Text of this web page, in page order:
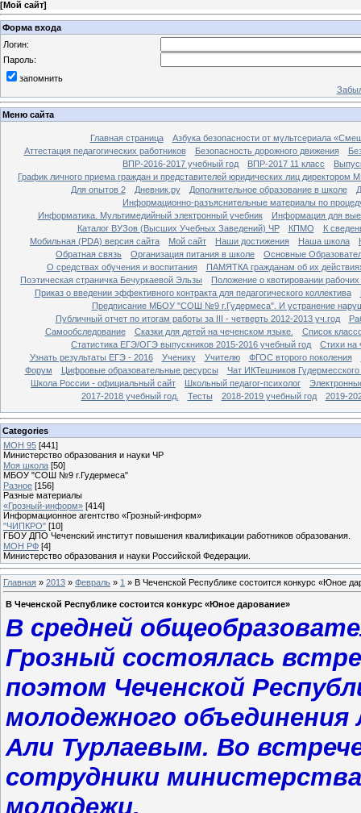
[Мой сайт]
Форма входа
Логин:
Пароль:
запомнить
Меню сайта
Главная страница
Азбука безопасности от мультсериала
Аттестация педагогических работников
Безопасность дорожного движения
ВПР-2016-2017 учебный год
ВПР-2017 11 класс
График личного приема граждан и представителей юридических лиц
Для опытов 2
Дневник.ру Дополнительное образование в школе
Информационно-разъяснительные материалы по
Информатика. Мультимедийный электронный учебник
Информация для
Каталог ВУЗов (Высших Учебных Заведений) ЧР
КПМО
К
Мобильная (PDA) версия сайта
Мой сайт Наши достижения Наша школа
Обратная связь
Организация питания в школе
Основные
О средствах обучения и воспитания
ПАМЯТКА гражданам об их
Поэтическая страничка Бечуркаевой Эльзы
Положение о квотировании
Приказ о введении эффективного контракта для педагогического коллектива
Предписание МБОУ "СОШ №9 г.Гудермеса". И устранение
Публичный отчет по итогам работы за III - четверть 2012-2013 уч.год
Самообследование
Сказки для детей на чеченском языке.
Список
Статистика ЕГЭ/ОГЭ выпускников 2015-2016 учебный год
Стихи на
Узнать результаты ЕГЭ - 2016
Ученику Учителю ФГОС второго поколения
Форум
Цифровые образовательные ресурсы
Чат ИКТешников Гудермесского
Школа России - официальный сайт
Школьный педагог-психолог
2017-2018 учебный год.
Тесты 2018-2019 учебный год 2019-
Categories
МОН 95 [441]
Министерство образования и науки ЧР
Моя школа [50]
МБОУ "СОШ №9 г.Гудермеса"
Разное [156]
Разные материалы
«Грозный-информ» [414]
Информационное агентство «Грозный-информ»
"ЧИПКРО" [10]
ГБОУ ДПО Чеченский институт повышения квалификации работников образования.
МОН РФ [4]
Министерство образования и науки Российской Федерации.
Главная » 2013 » Февраль » 1 » В Чеченской Республике состоится конкурс «Юное
В Чеченской Республике состоится конкурс «Юное дарование»
В средней
Грозный состоялась
поэтом Чеченской
молодежного
Али Турлаевым. Во
сотрудники
молодежи.